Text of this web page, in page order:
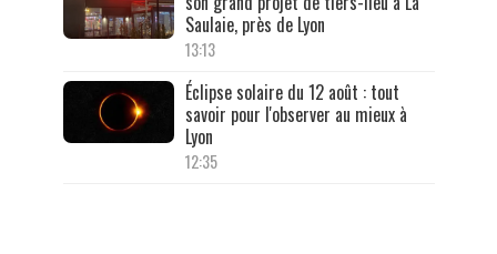
Saulaie, près de Lyon
13:13
Éclipse solaire du 12 août : tout
savoir pour l'observer au mieux à
Lyon
12:35